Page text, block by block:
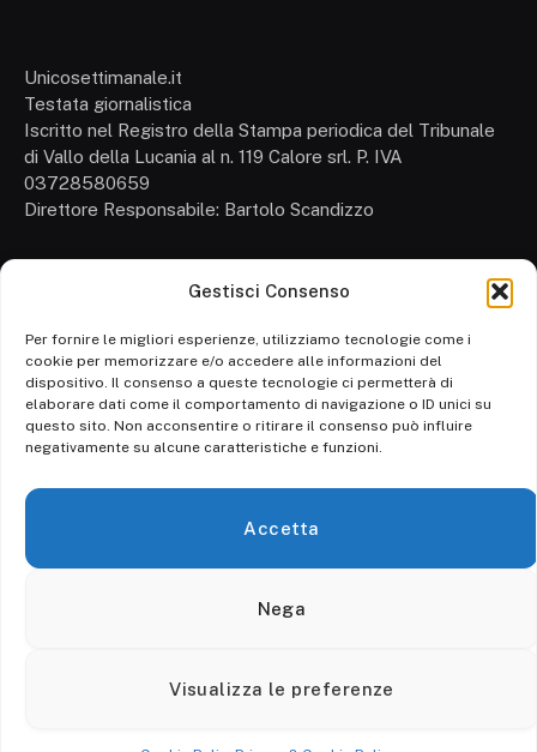
Gestisci Consenso
Per fornire le migliori esperienze, utilizziamo tecnologie come i
cookie per memorizzare e/o accedere alle informazioni del
dispositivo. Il consenso a queste tecnologie ci permetterà di
elaborare dati come il comportamento di navigazione o ID unici su
questo sito. Non acconsentire o ritirare il consenso può influire
negativamente su alcune caratteristiche e funzioni.
Accetta
Nega
Visualizza le preferenze
Unicosettimanale.it
Testata giornalistica
Iscritto nel Registro della Stampa periodica del Tribunale
di Vallo della Lucania al n. 119 Calore srl. P. IVA
03728580659
Direttore Responsabile: Bartolo Scandizzo
Attualità
Politica
Cronaca
Economia